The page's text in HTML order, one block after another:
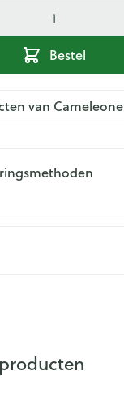
Bestel
van Cameleone